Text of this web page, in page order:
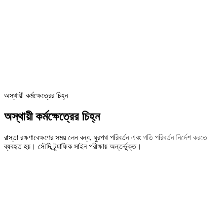
অস্থায়ী কর্মক্ষেত্রের চিহ্ন
অস্থায়ী কর্মক্ষেত্রের চিহ্ন
রাস্তা রক্ষণাবেক্ষণের সময় লেন বন্ধ, ঘুরপথ পরিবর্তন এবং গতি পরিবর্তন নির্দেশ করতে
ব্যবহৃত হয়। সৌদি ট্র্যাফিক সাইন পরীক্ষায় অন্তর্ভুক্ত।